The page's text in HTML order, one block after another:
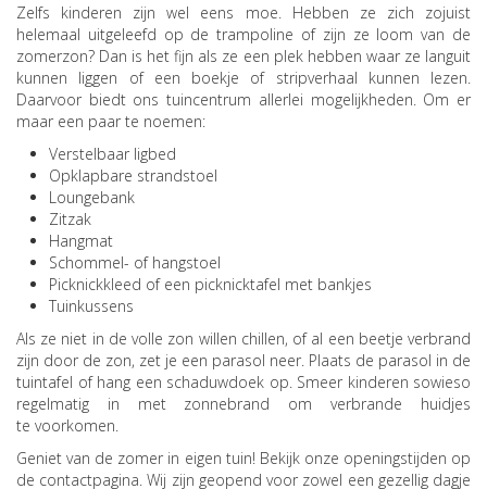
Zelfs kinderen zijn wel eens moe. Hebben ze zich zojuist
helemaal uitgeleefd op de trampoline of zijn ze loom van de
zomerzon? Dan is het fijn als ze een plek hebben waar ze languit
kunnen liggen of een boekje of stripverhaal kunnen lezen.
Daarvoor biedt ons tuincentrum allerlei mogelijkheden. Om er
maar een paar te noemen:
Verstelbaar ligbed
Opklapbare strandstoel
Loungebank
Zitzak
Hangmat
Schommel- of hangstoel
Picknickkleed of een picknicktafel met bankjes
Tuinkussens
Als ze niet in de volle zon willen chillen, of al een beetje verbrand
zijn door de zon, zet je een parasol neer. Plaats de parasol in de
tuintafel of hang een schaduwdoek op. Smeer kinderen sowieso
regelmatig in met zonnebrand om verbrande huidjes
te voorkomen.
Geniet van de zomer in eigen tuin! Bekijk onze openingstijden op
de contactpagina. Wij zijn geopend voor zowel een gezellig dagje